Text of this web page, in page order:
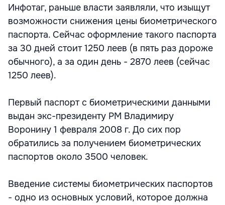
Инфотаг, раньше власти заявляли, что изыщут
возможности снижения цены биометрического
паспорта. Сейчас оформление такого паспорта
за 30 дней стоит 1250 леев (в пять раз дороже
обычного), а за один день - 2870 леев (сейчас
1250 леев).
Первый паспорт с биометрическими данными
выдан экс-президенту РМ Владимиру
Воронину 1 февраля 2008 г. До сих пор
обратились за получением биометрических
паспортов около 3500 человек.
Введение системы биометрических паспортов
- одно из основных условий, которое должна